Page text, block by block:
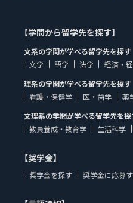
【学問から留学先を探す】
文系の学問が学べる留学先を探す
文学
語学 法学 経済・
理系の学問が学べる留学先を探す
看護・保健学
医・歯学 薬
文理系の学問が学べる留学先を探
教員養成・教育学
生活科学
【奨学金】
奨学金を探す 奨学金に応募